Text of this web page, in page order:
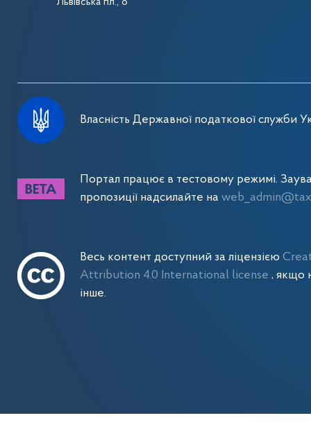
Власність Державної податкової служби
Портал працює в тестовому режимі.
пропозиції надсилайте на
Весь контент доступний за ліцензією
Attribution 4.0 International license , якщо
інше.